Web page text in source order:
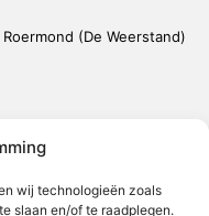
wij technologieën zoals
slaan en/of te raadplegen.
(De Weerstand)